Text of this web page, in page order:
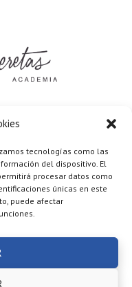
tecnologías como las
del dispositivo. El
procesar datos como
únicas en este
puede afectar
y condiciones
realizada por